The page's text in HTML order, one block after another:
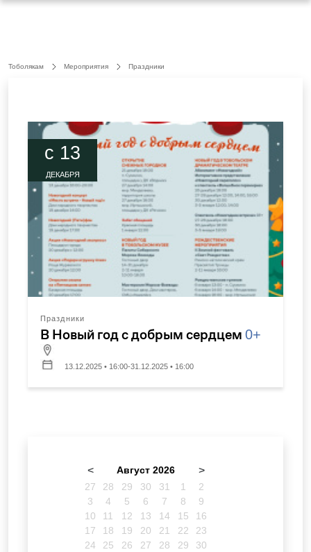
Тоболякам Мероприятия Праздники
c 13
ДЕКАБРЯ
Праздники
В Новый год с добрым сердцем 0+
13.12.2025 • 16:00-31.12.2025 • 16:00
< Август 2026 >
27 28 29 30 31 1
2
3
4 5 6 7 8
9
10
11 12 13 14 15
16
17
18 19 20 21 22
23
24
25 26 27 28 29
30